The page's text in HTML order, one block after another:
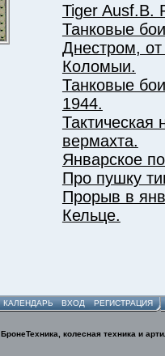
Tiger Ausf.B.
Танковые
Днестром,
Коломыи.
Танковые
1944.
Тактическая
вермахта.
Январское
Про пушку
Прорыв в
Кельце.
КАЛЕНДАРЬ ВХОД РЕГИСТРАЦИЯ
БронеТехника, колесная техника и